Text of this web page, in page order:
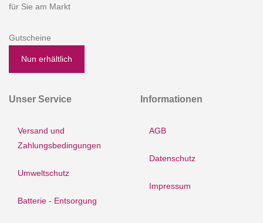
für Sie am Markt
Gutscheine
Nun erhältlich
Unser Service
Versand und
Zahlungsbedingungen
Umweltschutz
Batterie - Entsorgung
Informationen
AGB
Datenschutz
Impressum